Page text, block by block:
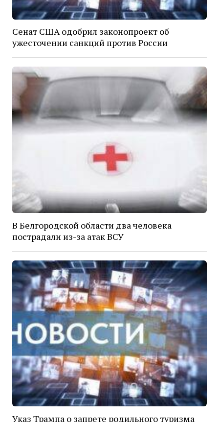
Сенат США одобрил законопроект об
ужесточении санкций против России
В Белгородской области два человека
пострадали из-за атак ВСУ
Указ Трампа о запрете родильного туризма